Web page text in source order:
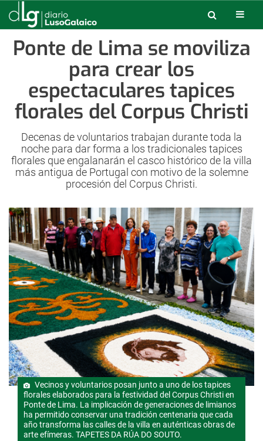
Ponte de Lima se moviliza
para crear los
espectaculares tapices
florales del Corpus Christi
Decenas de voluntarios trabajan durante toda la
noche para dar forma a los tradicionales tapices
florales que engalanarán el casco histórico de la villa
más antigua de Portugal con motivo de la solemne
procesión del Corpus Christi.
Vecinos y voluntarios posan junto a uno de los tapices
florales elaborados para la festividad del Corpus Christi en
Ponte de Lima. La implicación de generaciones de limianos
ha permitido conservar una tradición centenaria que cada
año transforma las calles de la villa en auténticas obras de
arte efímeras. TAPETES DA RÚA DO SOUTO.